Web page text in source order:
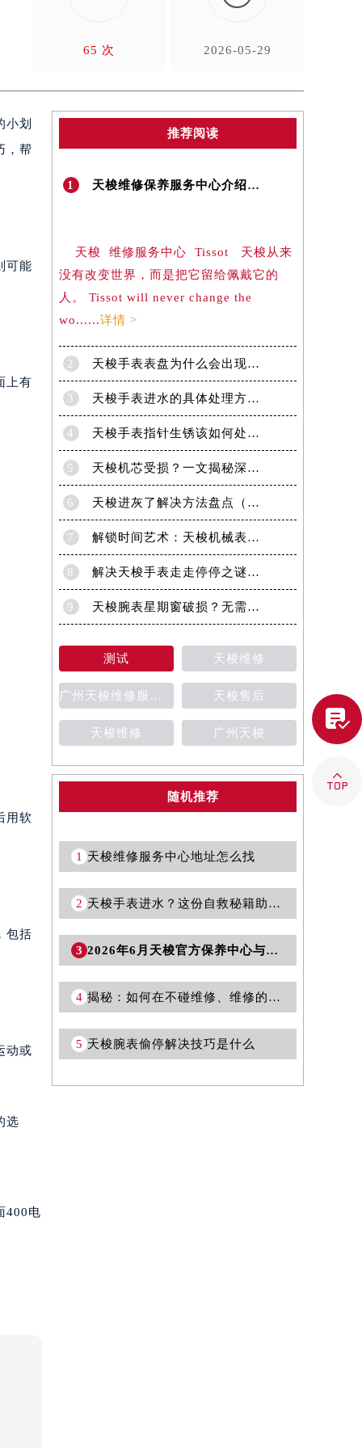
预约）
65 次 2026-05-29
小划
，帮
可能
上有
用软
包括
动或
选
400电
推荐阅读
1 天梭维修保养服务中心介绍 | Tissot
天梭 维修服务中心 Tissot 天梭从来
没有改变世界，而是把它留给佩戴它的
人。 Tissot will never change the
wo......详情 >
2 天梭手表表盘为什么会出现生锈现象呢？
3 天梭手表进水的具体处理方法有哪些！
4 天梭手表指针生锈该如何处理？
5 天梭机芯受损？一文揭秘深度处理技巧！
6 天梭进灰了解决方法盘点（日常保养与清洁技巧）
7 解锁时间艺术：天梭机械表机芯生锈修复秘籍
8 解决天梭手表走走停停之谜：专业处理方法全面解析
9 天梭腕表星期窗破损？无需担心，这里有解决方案
测试 天梭维修
广州天梭维修服务中心 天梭售后
天梭维修 广州天梭
随机推荐
1 天梭维修服务中心地址怎么找
2 天梭手表进水？这份自救秘籍助你从容应对！
3 2026年6月天梭官方保养中心与维修服务中心迁址及新开补充指南定稿文件
4 揭秘：如何在不碰维修、维修的雷区中，轻松获得公价天梭手表
5 天梭腕表偷停解决技巧是什么

